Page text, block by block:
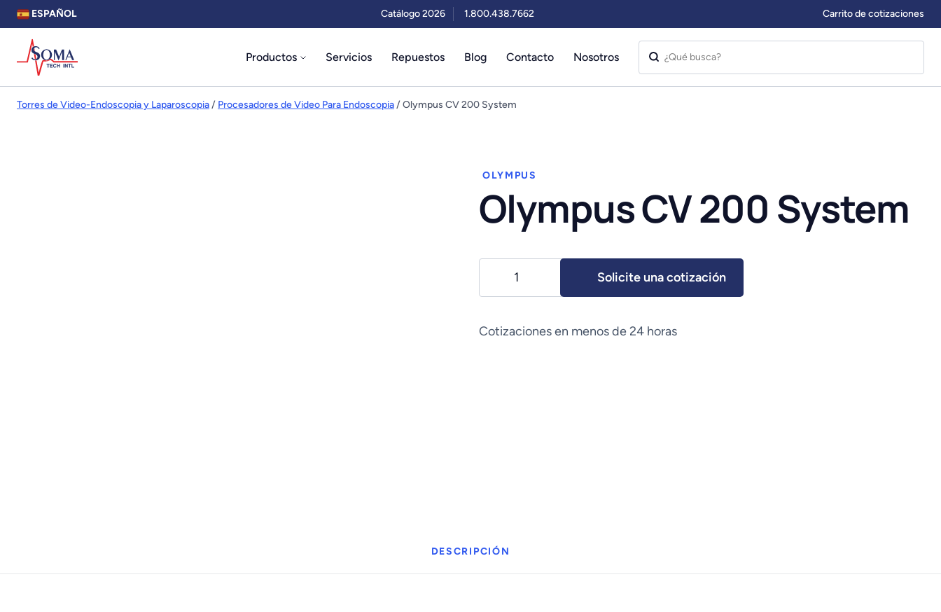
ESPAÑOL Catálogo 2026 1.800.438.7662 Carrito de cotizaciones
Productos Servicios Repuestos Blog Contacto Nosotros
Torres de Video-Endoscopia y Laparoscopia/ Procesadores de Video Para Endoscopia/ Olympus CV 200 System
OLYMPUS
Olympus CV 200 System
200
cantidad
Solicite una cotización
Cotizaciones en menos de 24 horas
DESCRIPCIÓN